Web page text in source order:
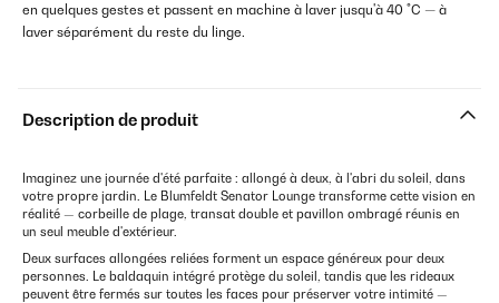
en quelques gestes et passent en machine à laver jusqu'à 40 °C — à
laver séparément du reste du linge.
Description de produit
Imaginez une journée d'été parfaite : allongé à deux, à l'abri du soleil, dans
votre propre jardin. Le Blumfeldt Senator Lounge transforme cette vision en
réalité — corbeille de plage, transat double et pavillon ombragé réunis en
un seul meuble d'extérieur.
Deux surfaces allongées reliées forment un espace généreux pour deux
personnes. Le baldaquin intégré protège du soleil, tandis que les rideaux
peuvent être fermés sur toutes les faces pour préserver votre intimité —